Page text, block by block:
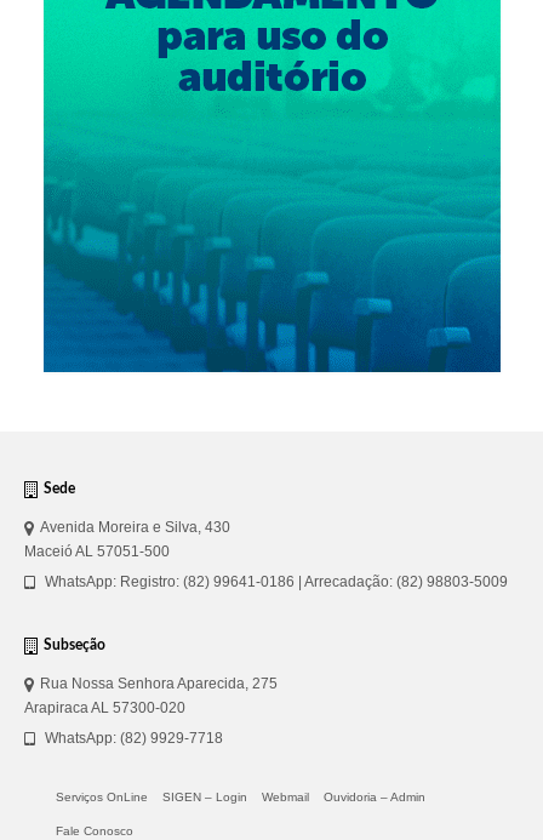
Reserva de auditório
Ouvidoria
Contatos
Fale Conosco
NEP
Sede
Avenida Moreira e Silva, 430
Maceió AL 57051-500
WhatsApp: Registro: (82) 99641-0186 | Arrecadação: (82) 98803-5009
Subseção
Rua Nossa Senhora Aparecida, 275
Arapiraca AL 57300-020
WhatsApp: (82) 9929-7718
Serviços OnLine SIGEN – Login Webmail Ouvidoria – Admin
Fale Conosco